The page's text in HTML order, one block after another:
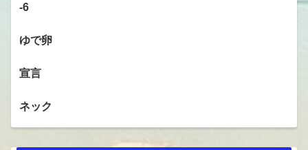
-6
ゆで卵
宣言
ネック